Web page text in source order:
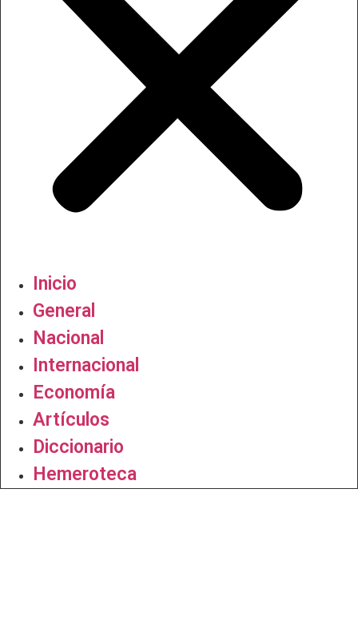
Inicio
General
Nacional
Internacional
Economía
Artículos
Diccionario
Hemeroteca